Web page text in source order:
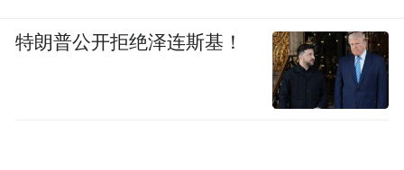
特朗普公开拒绝泽连斯基！